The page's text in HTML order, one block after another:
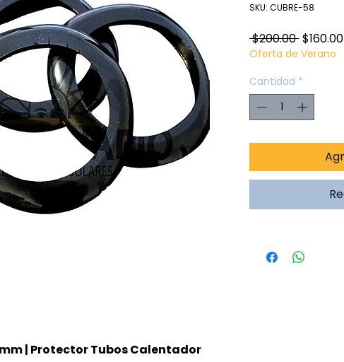
| Protector Tubos Calentador
SKU: CUBRE-58
$200.00 Precio
$160.00
Oferta de Verano
Cantidad *